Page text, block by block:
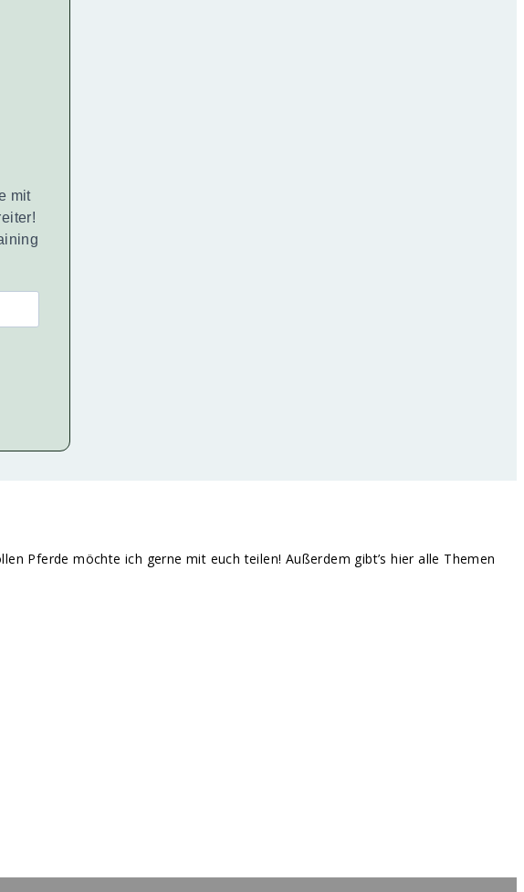
mit
Pferde möchte ich gerne mit euch teilen! Außerdem gibt’s hier alle Themen